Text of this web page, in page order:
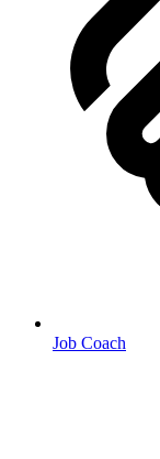
Job Coach